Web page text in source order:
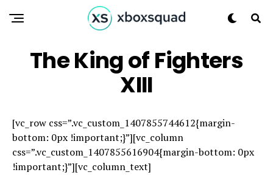
The King of Fighters
XIII
[vc_row css=”.vc_custom_1407855744612{margin-
bottom: 0px !important;}”][vc_column
css=”.vc_custom_1407855616904{margin-bottom: 0px
!important;}”][vc_column_text]